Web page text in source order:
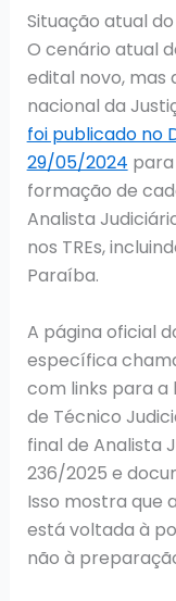
Situação atual
O cenário atual
edital novo,
nacional da
foi publicado no
29/05/2024
formação de
Analista
nos TREs,
Paraíba.
A página oficial
específica
com links para a
de Técnico
final de Analista
236/2025 e
Isso mostra que
está voltada à
não à